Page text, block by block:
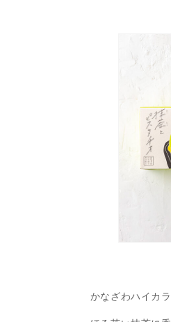
かなざわハイカ